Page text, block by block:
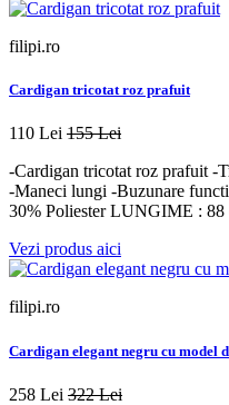
filipi.ro
Cardigan tricotat roz prafuit
110 Lei 155 Lei
-Cardigan tricotat roz prafuit -
-Maneci lungi -Buzunare
30% Poliester LUNGIME : 88
Vezi produs aici
filipi.ro
Cardigan elegant negru cu model
258 Lei 322 Lei